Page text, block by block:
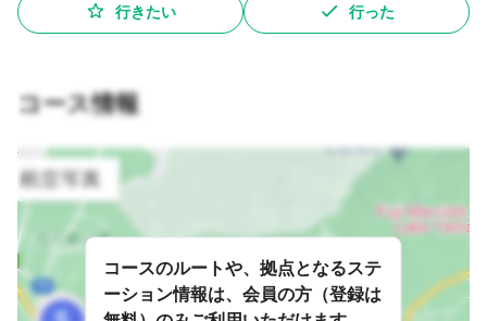
行きたい 行った
コース情報
コースのルートや、拠点となるステ
ーション情報は、会員の方（登録は